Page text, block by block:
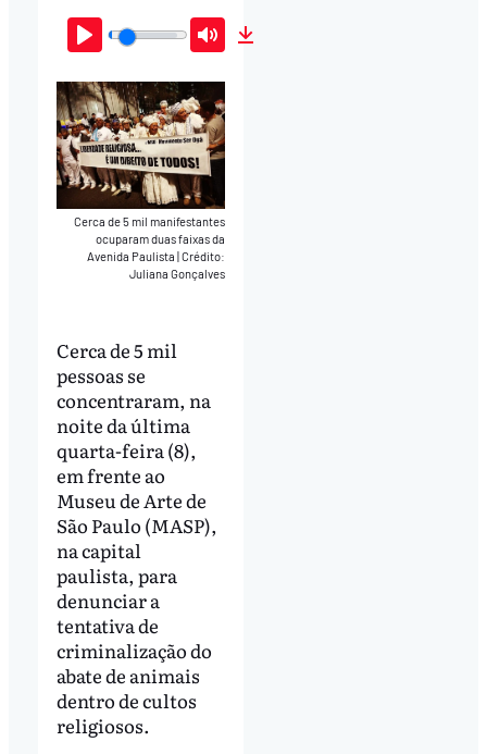
Play Mute
Cerca de 5 mil manifestantes
ocuparam duas faixas da
Avenida Paulista|Crédito:
Juliana Gonçalves
Cerca de 5 mil
pessoas se
concentraram, na
noite da última
quarta-feira (8),
em frente ao
Museu de Arte de
São Paulo (MASP),
na capital
paulista, para
denunciar a
tentativa de
criminalização do
abate de animais
dentro de cultos
religiosos.